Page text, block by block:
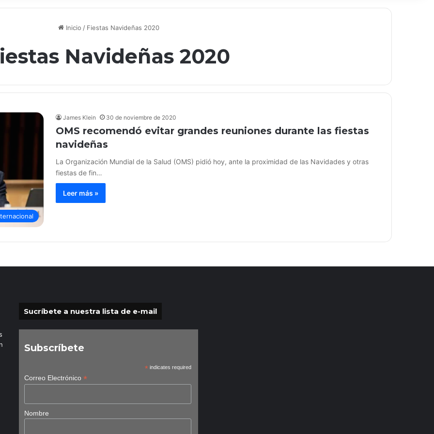
Inicio / Fiestas Navideñas 2020
Navideñas 2020
James Klein 30 de noviembre de 2020
OMS recomendó evitar grandes reuniones durante las fiestas
navideñas
La Organización Mundial de la Salud (OMS) pidió hoy, ante la proximidad de las Navidades y otras
fiestas de fin…
Leer más »
Sucríbete a nuestra lista de e-mail
Subscríbete
* indicates required
Correo Electrónico*
Nombre